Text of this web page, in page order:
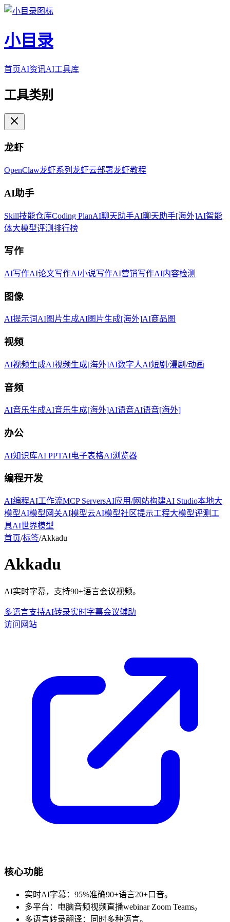
小目录
首页AI资讯AI工具库
工具类别
龙虾
OpenClaw龙虾系列 龙虾云部署龙虾教程
AI助手
Skill技能仓库Coding PlanAI聊天助手AI聊天助手[海外]AI智能
体大模型评测排行榜
写作
AI写作AI论文写作AI小说写作AI营销写作AI内容检测
图像
AI提示词AI图片生成AI图片生成[海外]AI商品图
视频
AI视频生成AI视频生成[海外]AI数字人AI短剧/漫剧/动画
音频
AI音乐生成AI音乐生成[海外]AI语音AI语音[海外]
办公
AI知识库AI PPTAI电子表格AI浏览器
编程开发
AI编程AI工作流MCP ServersAI应用/网站构建AI Studio本地大
模型AI模型网关AI模型云AI模型社区提示工程大模型评测工
具AI世界模型
首页/标签/Akkadu
Akkadu
AI实时字幕，支持90+语言会议视频。
多语言支持AI转录实时字幕会议辅助
访问网站
核心功能
实时AI字幕：95%准确90+语言20+口音。
多平台：电脑音频视频直播webinar Zoom Teams。
多语言转录翻译：同时多种语言。